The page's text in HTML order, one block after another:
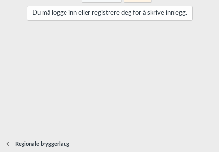
Du må logge inn eller registrere deg for å skrive innlegg.
Regionale bryggerlaug